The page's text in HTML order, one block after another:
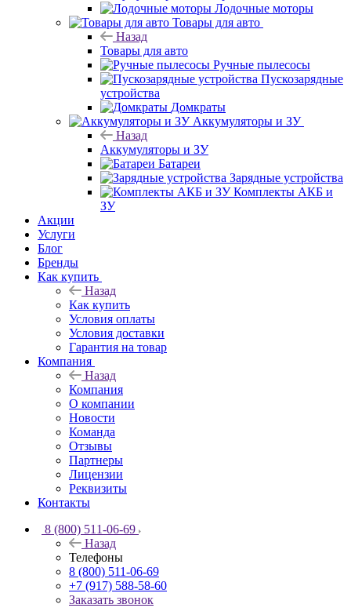
Лодочные моторы
Товары для авто
Назад
Товары для авто
Ручные пылесосы
Пускозарядные
устройства
Домкраты
Аккумуляторы и ЗУ
Назад
Аккумуляторы и ЗУ
Батареи
Зарядные устройства
Комплекты АКБ и
ЗУ
Акции
Услуги
Блог
Бренды
Как купить
Назад
Как купить
Условия оплаты
Условия доставки
Гарантия на товар
Компания
Назад
Компания
О компании
Новости
Команда
Отзывы
Партнеры
Лицензии
Реквизиты
Контакты
8 (800) 511-06-69
Назад
Телефоны
8 (800) 511-06-69
+7 (917) 588-58-60
Заказать звонок